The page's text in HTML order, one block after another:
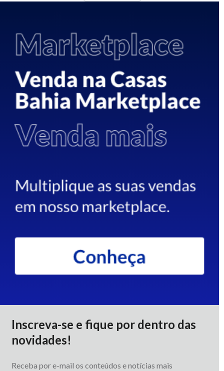
Inscreva-se e fique por dentro das
novidades!
Receba por e-mail os conteúdos e notícias mais